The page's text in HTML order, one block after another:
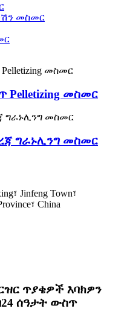
መስመር
Pelletizing መስመር
ግራኑሊንግ መስመር
Jinfeng Town፣
China
ጥያቄዎች እባክዎን
ሰዓታት ውስጥ